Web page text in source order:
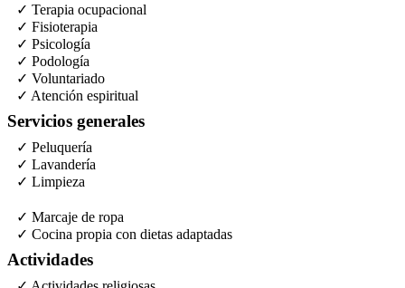
✓ Terapia ocupacional
✓ Fisioterapia
✓ Psicología
✓ Podología
✓ Voluntariado
✓ Atención espiritual
Servicios generales
✓ Peluquería
✓ Lavandería
✓ Limpieza
✓ Marcaje de ropa
✓ Cocina propia con dietas adaptadas
Actividades